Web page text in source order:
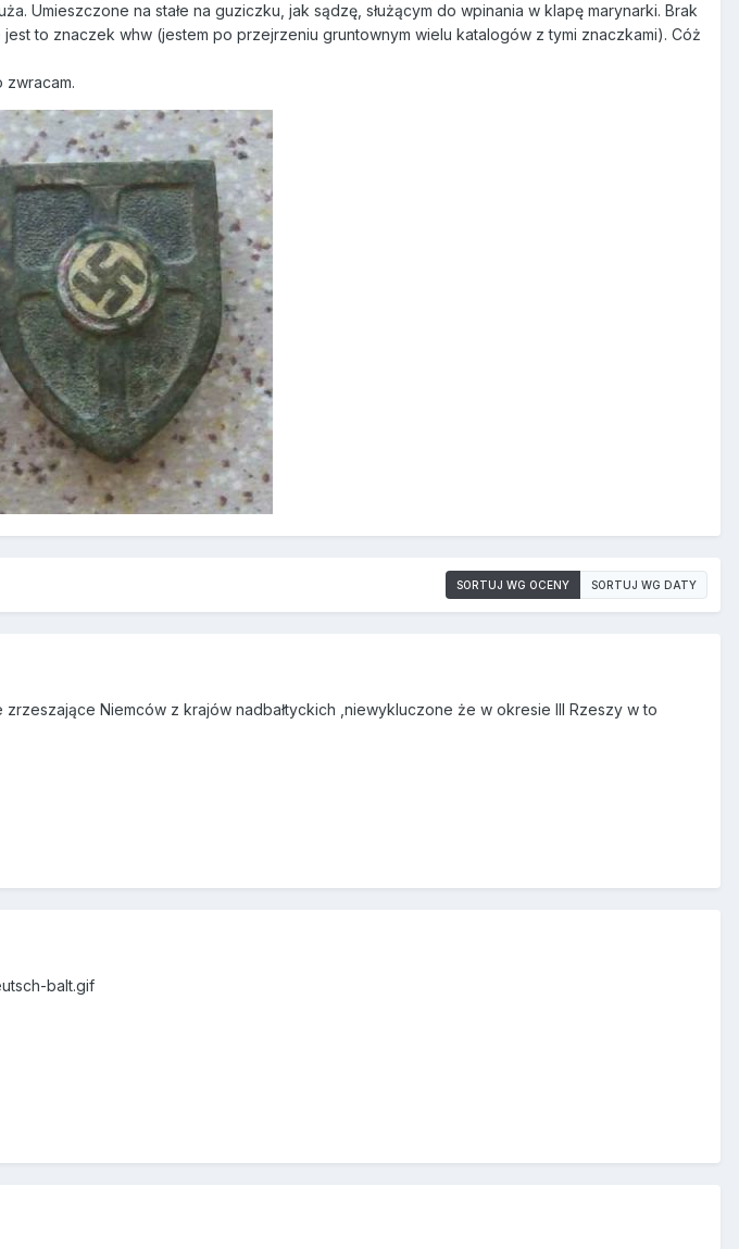
Umieszczone na stałe na guziczku, jak sądzę, służącym do wpinania w klapę marynarki. Brak
to znaczek whw (jestem po przejrzeniu gruntownym wielu katalogów z tymi znaczkami). Cóż
zwracam.
SORTUJ WG OCENY SORTUJ WG DATY
zrzeszające Niemców z krajów nadbałtyckich ,niewykluczone że w okresie III Rzeszy w to
balt.gif